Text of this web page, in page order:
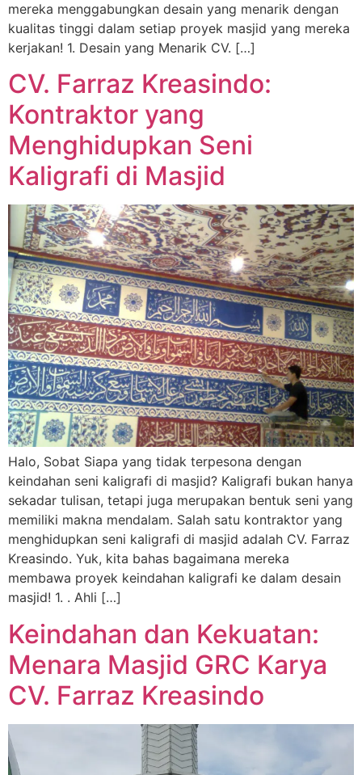
mereka menggabungkan desain yang menarik dengan
kualitas tinggi dalam setiap proyek masjid yang mereka
kerjakan! 1. Desain yang Menarik CV. […]
CV. Farraz Kreasindo:
Kontraktor yang
Menghidupkan Seni
Kaligrafi di Masjid
Halo, Sobat Siapa yang tidak terpesona dengan
keindahan seni kaligrafi di masjid? Kaligrafi bukan hanya
sekadar tulisan, tetapi juga merupakan bentuk seni yang
memiliki makna mendalam. Salah satu kontraktor yang
menghidupkan seni kaligrafi di masjid adalah CV. Farraz
Kreasindo. Yuk, kita bahas bagaimana mereka
membawa proyek keindahan kaligrafi ke dalam desain
masjid! 1. . Ahli […]
Keindahan dan Kekuatan:
Menara Masjid GRC Karya
CV. Farraz Kreasindo